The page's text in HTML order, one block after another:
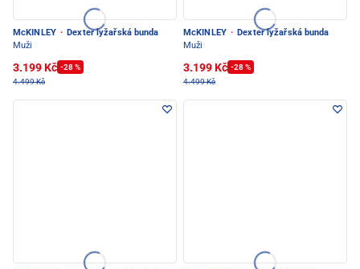
McKINLEY · Dexter lyžařská bunda
Muži
3.199 Kč -28 %
4.499 Kč
McKINLEY · Dexter lyžařská bunda
Muži
3.199 Kč -28 %
4.499 Kč